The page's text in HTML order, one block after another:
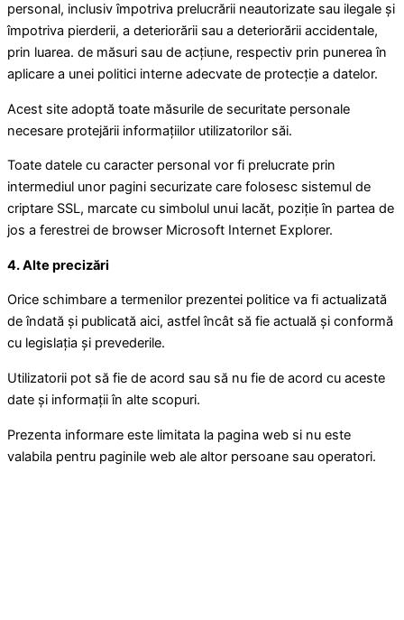
personal, inclusiv împotriva prelucrării neautorizate sau ilegale și
împotriva pierderii, a deteriorării sau a deteriorării accidentale,
prin luarea. de măsuri sau de acțiune, respectiv prin punerea în
aplicare a unei politici interne adecvate de protecție a datelor.
Acest site adoptă toate măsurile de securitate personale
necesare protejării informațiilor utilizatorilor săi.
Toate datele cu caracter personal vor fi prelucrate prin
intermediul unor pagini securizate care folosesc sistemul de
criptare SSL, marcate cu simbolul unui lacăt, poziție în partea de
jos a ferestrei de browser Microsoft Internet Explorer.
4. Alte precizări
Orice schimbare a termenilor prezentei politice va fi actualizată
de îndată și publicată aici, astfel încât să fie actuală și conformă
cu legislația și prevederile.
Utilizatorii pot să fie de acord sau să nu fie de acord cu aceste
date și informații în alte scopuri.
Prezenta informare este limitata la pagina web si nu este
valabila pentru paginile web ale altor persoane sau operatori.